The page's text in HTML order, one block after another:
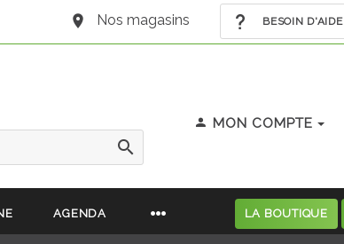
Nos magasins BESOIN D'AIDE
MON COMPTE
AGENDA LA BOUTIQUE